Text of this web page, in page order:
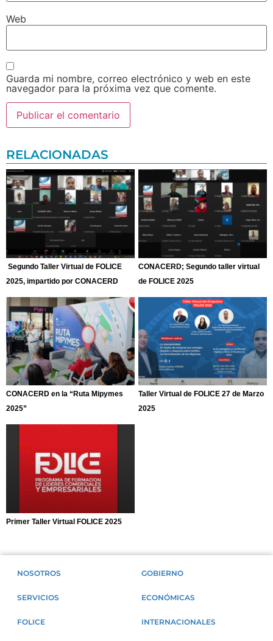
Web
Guarda mi nombre, correo electrónico y web en este
navegador para la próxima vez que comente.
RELACIONADAS
Segundo Taller Virtual de FOLICE
2025, impartido por CONACERD
CONACERD; Segundo taller virtual
de FOLICE 2025
CONACERD en la “Ruta Mipymes
2025”
Taller Virtual de FOLICE 27 de Marzo
2025
Primer Taller Virtual FOLICE 2025
NOSOTROS
SERVICIOS
FOLICE
GOBIERNO
ECONÓMICAS
INTERNACIONALES